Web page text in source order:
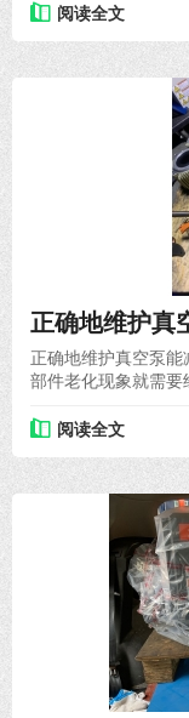
阅读全文
正确地维护真
正确地维护真空泵
部件老化现象就需
阅读全文